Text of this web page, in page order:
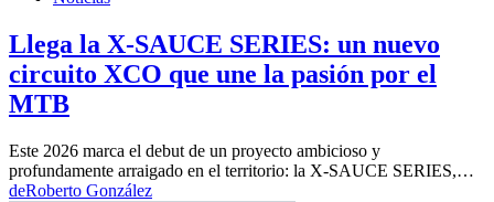
Llega la X-SAUCE SERIES: un nuevo
circuito XCO que une la pasión por el
MTB
Este 2026 marca el debut de un proyecto ambicioso y
profundamente arraigado en el territorio: la X-SAUCE SERIES,…
deRoberto González